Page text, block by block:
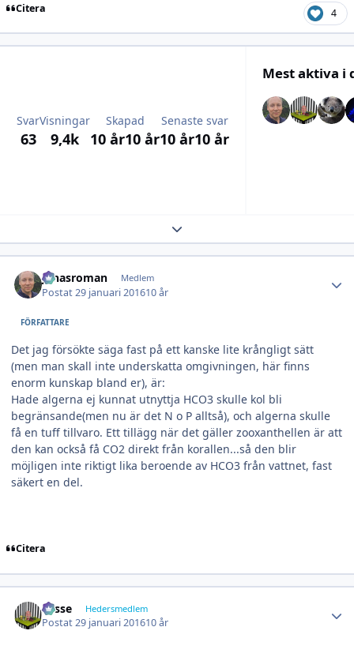
Citera 4
Svar
63
Visningar
9,4k
Skapad
10 år10 år
Senaste svar
10 år10 år
Mest aktiva i
Expand topic overview
jonasroman Medlem
Postat29 januari 201610 år
FÖRFATTARE
Det jag försökte säga fast på ett kanske lite krångligt sätt
(men man skall inte underskatta omgivningen, här finns
enorm kunskap bland er), är:
Hade algerna ej kunnat utnyttja HCO3 skulle kol bli
begränsande(men nu är det N o P alltså), och algerna skulle
få en tuff tillvaro. Ett tillägg när det gäller zooxanthellen är att
den kan också få CO2 direkt från korallen...så den blir
möjligen inte riktigt lika beroende av HCO3 från vattnet, fast
säkert en del.
Citera
Lasse Hedersmedlem
Postat29 januari 201610 år